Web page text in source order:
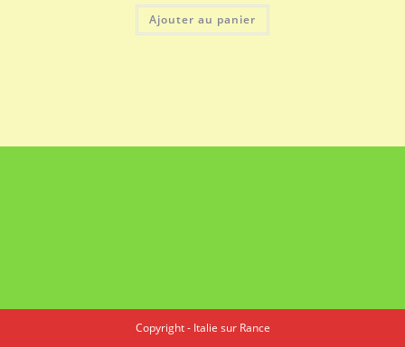
Ajouter au panier
Copyright - Italie sur Rance